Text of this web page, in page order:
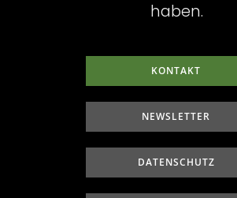
haben.
KONTAKT
NEWSLETTER
DATENSCHUTZ